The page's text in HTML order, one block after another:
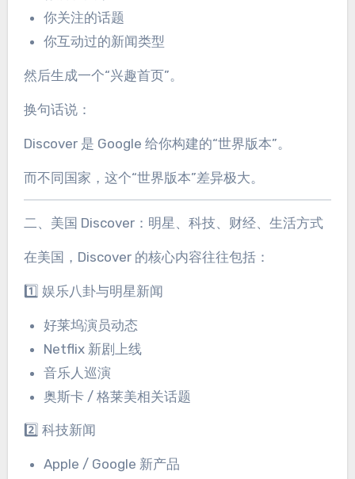
你关注的话题
你互动过的新闻类型
然后生成一个“兴趣首页”。
换句话说：
Discover 是 Google 给你构建的“世界版本”。
而不同国家，这个“世界版本”差异极大。
二、美国 Discover：明星、科技、财经、生活方式
在美国，Discover 的核心内容往往包括：
1️⃣ 娱乐八卦与明星新闻
好莱坞演员动态
Netflix 新剧上线
音乐人巡演
奥斯卡 / 格莱美相关话题
2️⃣ 科技新闻
Apple / Google 新产品